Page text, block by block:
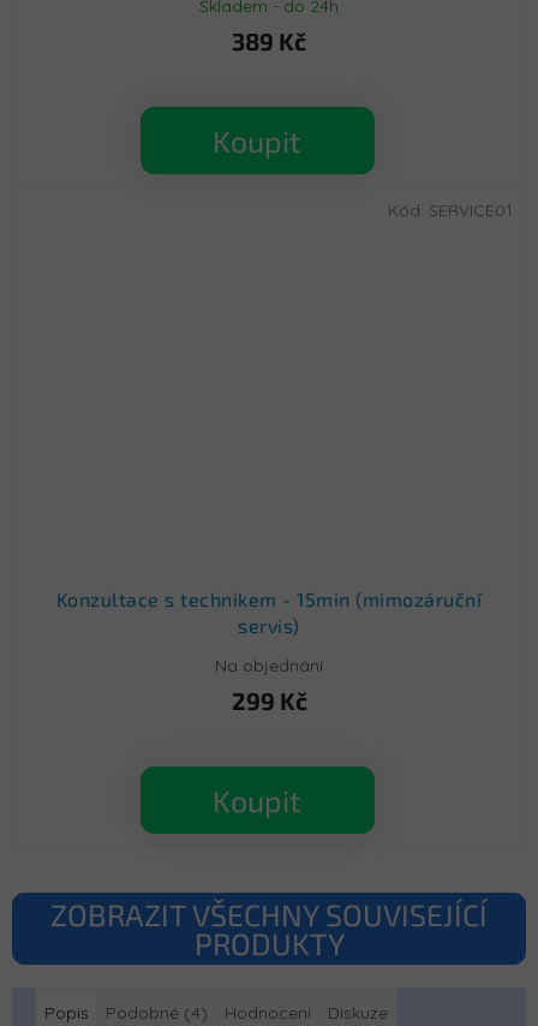
Skladem - do 24h
389 Kč
Koupit
Konzultace s technikem - 15min (mimozáruční
servis)
Na objednání
299 Kč
Koupit
Kód: SERVICE01
ZOBRAZIT VŠECHNY SOUVISEJÍCÍ
PRODUKTY
Popis Podobné (4) Hodnocení Diskuze